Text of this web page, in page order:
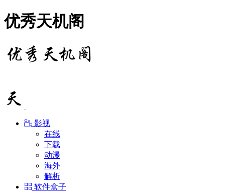
优秀天机阁
影视
在线
下载
动漫
海外
解析
软件盒子